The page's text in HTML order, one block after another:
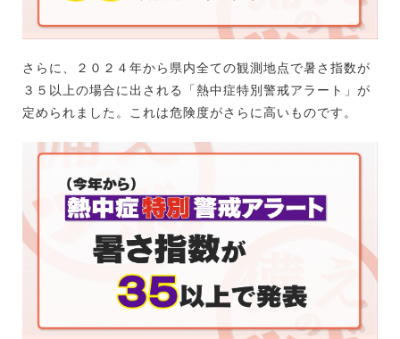
さらに、２０２４年から県内全ての観測地点で暑さ指数が
３５以上の場合に出される「熱中症特別警戒アラート」が
定められました。これは危険度がさらに高いものです。